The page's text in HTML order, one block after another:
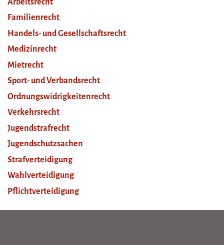
Arbeitsrecht
Familienrecht
Handels- und Gesellschaftsrecht
Medizinrecht
Mietrecht
Sport- und Verbandsrecht
Ordnungswidrigkeitenrecht
Verkehrsrecht
Jugendstrafrecht
Jugendschutzsachen
Strafverteidigung
Wahlverteidigung
Pflichtverteidigung